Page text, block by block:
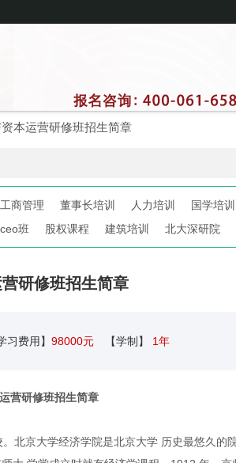
本运营研修班招生简章
工商管理 董事长培训 人力培训 国学培训
ceo班 股权课程 建筑培训 北大深研院
研修班招生简章
习费用】 98000元 【学制】 1年
北京大学经济学院是北京大学 历史最悠久的